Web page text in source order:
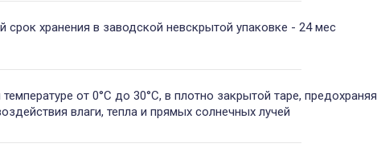
срок хранения в заводской невскрытой упаковке - 24 мес
от 0°С до 30°С, в плотно закрытой таре, предохраняя
влаги, тепла и прямых солнечных лучей